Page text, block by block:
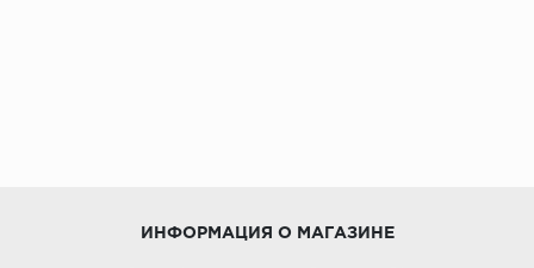
ИНФОРМАЦИЯ О МАГАЗИНЕ